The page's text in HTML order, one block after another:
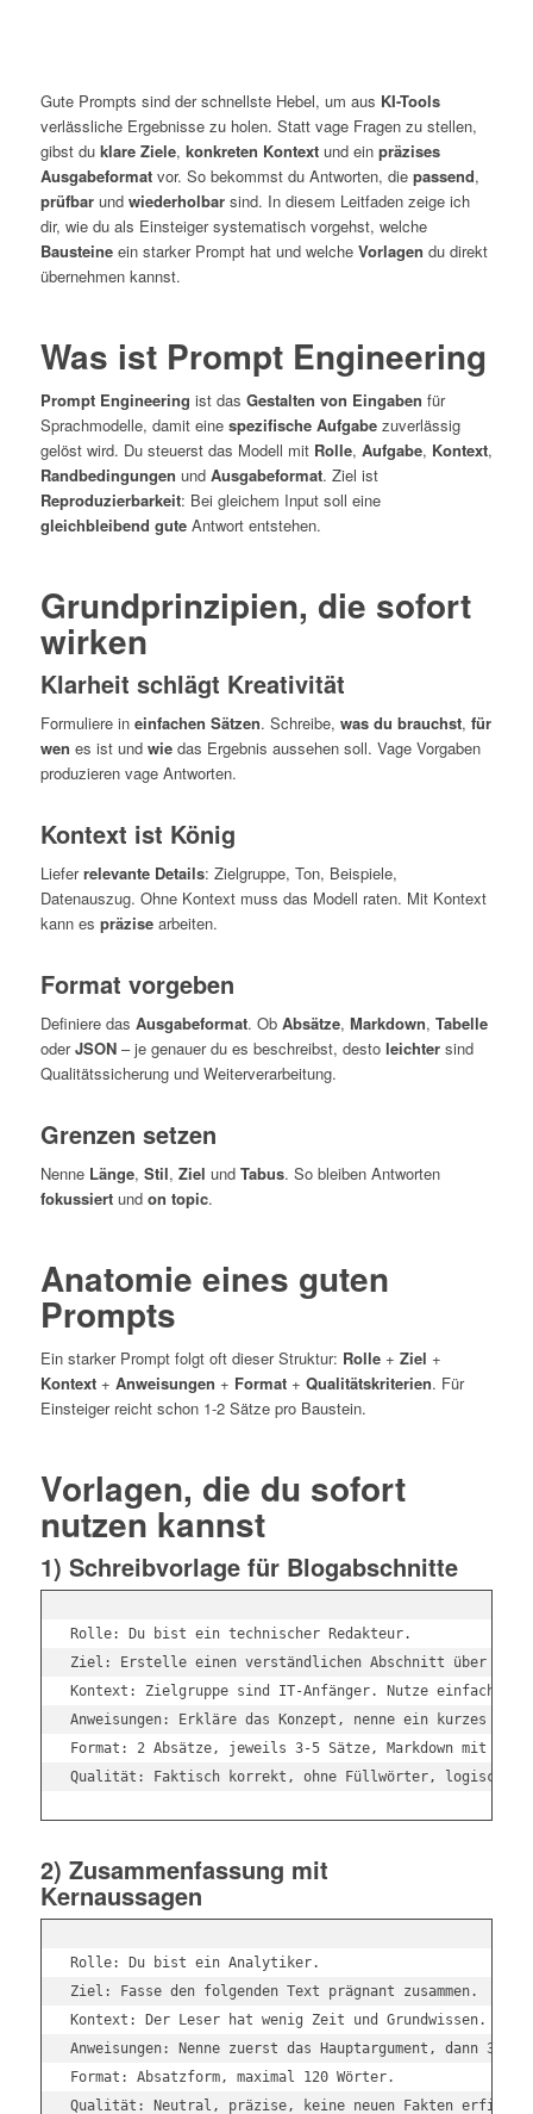
Gute Prompts sind der schnellste Hebel, um aus KI-Tools
verlässliche Ergebnisse zu holen. Statt vage Fragen zu stellen,
gibst du klare Ziele, konkreten Kontextund ein präzises
Ausgabeformatvor. So bekommst du Antworten, die passend,
prüfbarund wiederholbarsind. In diesem Leitfaden zeige ich
dir, wie du als Einsteiger systematisch vorgehst, welche
Bausteineein starker Prompt hat und welche Vorlagen du direkt
übernehmen kannst.
Was ist Prompt Engineering
Prompt Engineering ist das Gestalten von Eingaben für
Sprachmodelle, damit eine spezifische Aufgabezuverlässig
gelöst wird. Du steuerst das Modell mit Rolle, Aufgabe, Kontext,
Randbedingungen und Ausgabeformat. Ziel ist
Reproduzierbarkeit: Bei gleichem Input soll eine
gleichbleibend guteAntwort entstehen.
Grundprinzipien, die sofort
wirken
Klarheit schlägt Kreativität
Formuliere in einfachen Sätzen. Schreibe, was du brauchst, für
wen es ist und wiedas Ergebnis aussehen soll. Vage Vorgaben
produzieren vage Antworten.
Kontext ist König
Lieferrelevante Details: Zielgruppe, Ton, Beispiele,
Datenauszug. Ohne Kontext muss das Modell raten. Mit Kontext
kann es präzisearbeiten.
Format vorgeben
Definiere das Ausgabeformat. Ob Absätze, Markdown, Tabelle
oderJSON– je genauer du es beschreibst, desto leichtersind
Qualitätssicherung und Weiterverarbeitung.
Grenzen setzen
Nenne Länge, Stil, Ziel und Tabus. So bleiben Antworten
fokussiertund on topic.
Anatomie eines guten
Prompts
Ein starker Prompt folgt oft dieser Struktur: Rolle+ Ziel +
Kontext+ Anweisungen + Format+ Qualitätskriterien. Für
Einsteiger reicht schon 1-2 Sätze pro Baustein.
Vorlagen, die du sofort
nutzen kannst
1) Schreibvorlage für Blogabschnitte
Rolle: Du bist ein technischer Redakteur.
Ziel: Erstelle einen verständlichen Abschnitt über
Kontext: Zielgruppe sind IT-Anfänger. Nutze einfache
Anweisungen: Erkläre das Konzept, nenne ein kurzes
Format: 2 Absätze, jeweils 3-5 Sätze, Markdown mit
2) Zusammenfassung mit
Kernaussagen
Rolle: Du bist ein Analytiker.
Ziel: Fasse den folgenden Text prägnant zusammen.
Kontext: Der Leser hat wenig Zeit und Grundwissen.
Anweisungen: Nenne zuerst das Hauptargument, dann 3
Format: Absatzform, maximal 120 Wörter.